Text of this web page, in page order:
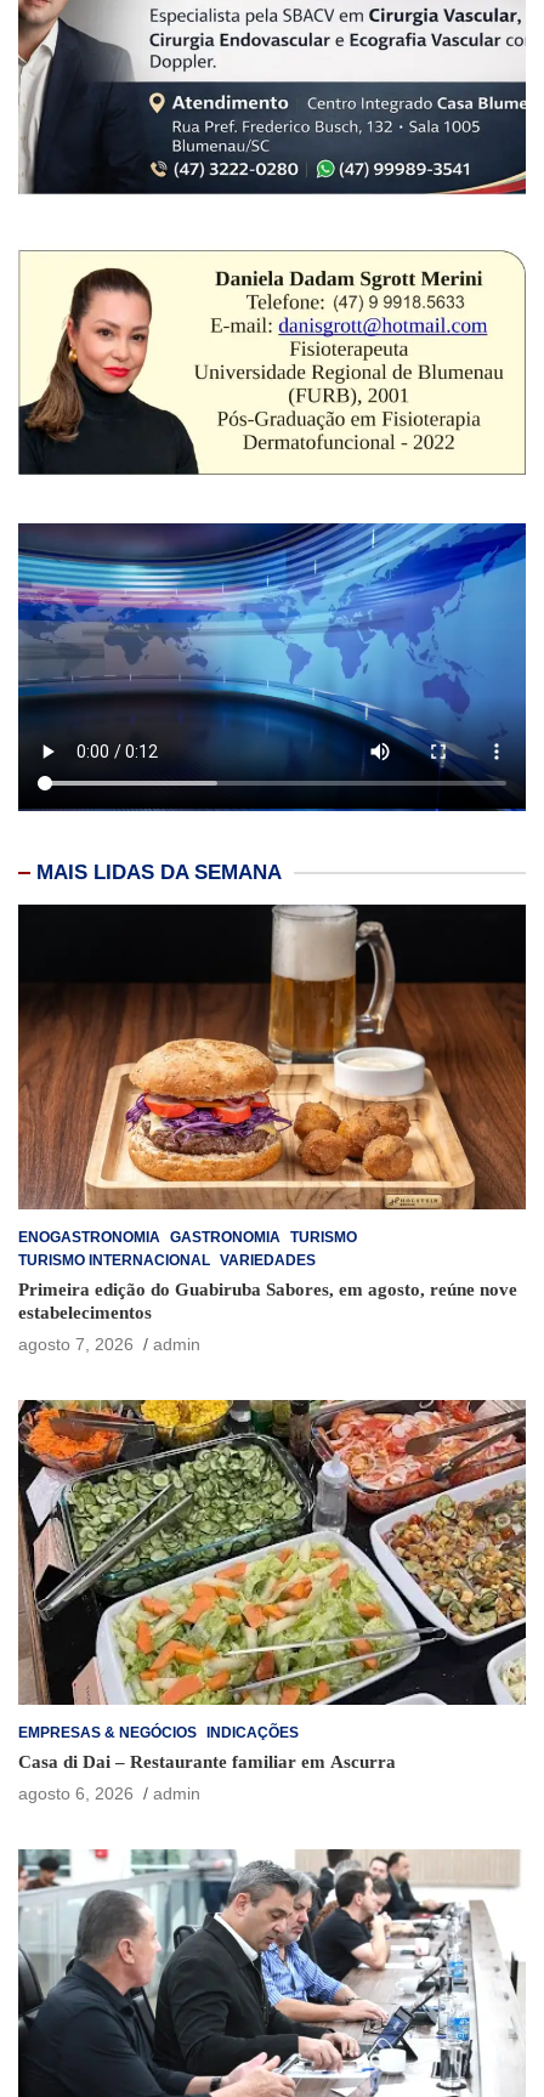
MAIS LIDAS DA SEMANA
ENOGASTRONOMIA GASTRONOMIA TURISMO
TURISMO INTERNACIONAL VARIEDADES
Primeira edição do Guabiruba Sabores, em agosto, reúne nove
estabelecimentos
agosto 7, 2026
admin
EMPRESAS & NEGÓCIOS INDICAÇÕES
Casa di Dai – Restaurante familiar em Ascurra
agosto 6, 2026
admin